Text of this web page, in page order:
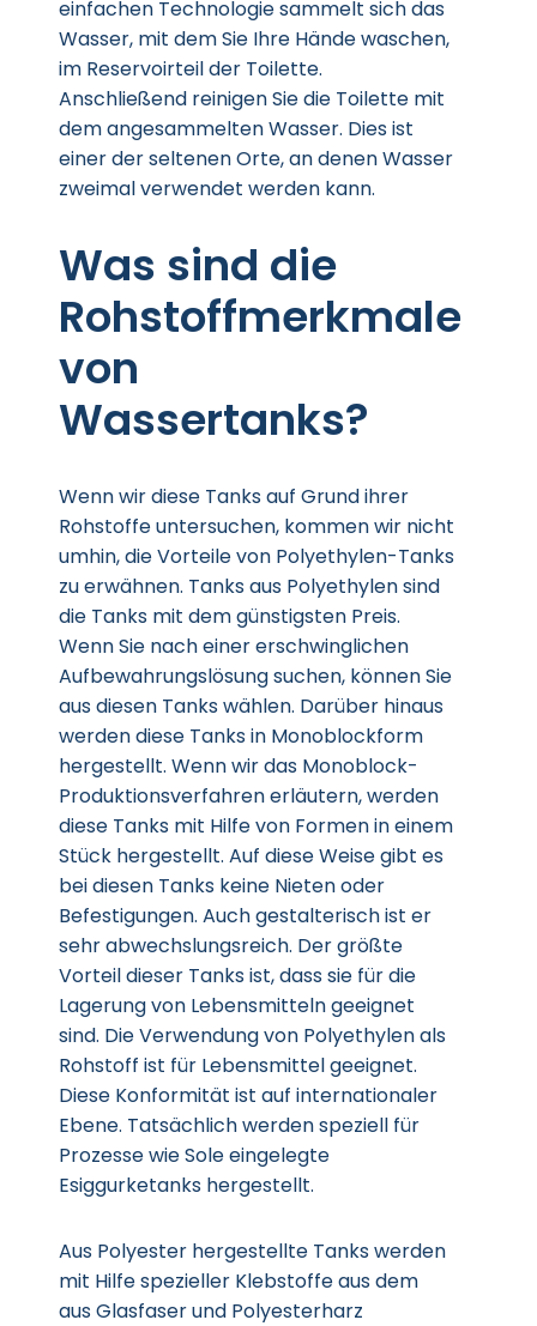
einfachen Technologie sammelt sich das
Wasser, mit dem Sie Ihre Hände waschen,
im Reservoirteil der Toilette.
Anschließend reinigen Sie die Toilette mit
dem angesammelten Wasser. Dies ist
einer der seltenen Orte, an denen Wasser
zweimal verwendet werden kann.
Was sind die
Rohstoffmerkmale
von
Wassertanks?
Wenn wir diese Tanks auf Grund ihrer
Rohstoffe untersuchen, kommen wir nicht
umhin, die Vorteile von Polyethylen-Tanks
zu erwähnen. Tanks aus Polyethylen sind
die Tanks mit dem günstigsten Preis.
Wenn Sie nach einer erschwinglichen
Aufbewahrungslösung suchen, können Sie
aus diesen Tanks wählen. Darüber hinaus
werden diese Tanks in Monoblockform
hergestellt. Wenn wir das Monoblock-
Produktionsverfahren erläutern, werden
diese Tanks mit Hilfe von Formen in einem
Stück hergestellt. Auf diese Weise gibt es
bei diesen Tanks keine Nieten oder
Befestigungen. Auch gestalterisch ist er
sehr abwechslungsreich. Der größte
Vorteil dieser Tanks ist, dass sie für die
Lagerung von Lebensmitteln geeignet
sind. Die Verwendung von Polyethylen als
Rohstoff ist für Lebensmittel geeignet.
Diese Konformität ist auf internationaler
Ebene. Tatsächlich werden speziell für
Prozesse wie Sole eingelegte
Esiggurketanks hergestellt.
Aus Polyester hergestellte Tanks werden
mit Hilfe spezieller Klebstoffe aus dem
aus Glasfaser und Polyesterharz